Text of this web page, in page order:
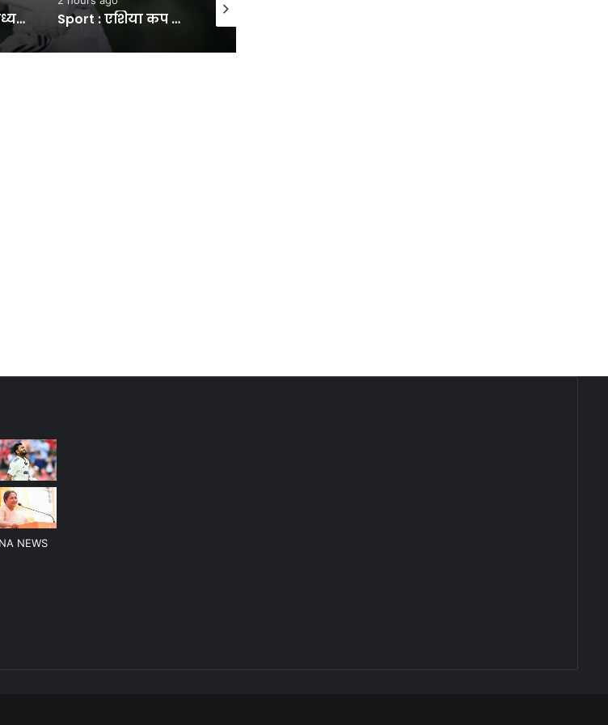
हरियाणा BJP अध्यक्ष का दावा-CJP प्रोटेस्ट में आतंकी भी शामिल:बोलीं- इस आंदोलन में महिला कॉन्स्टेबल की जान गई, दिल्ली पुलिस इसे बता चुकी झूठ- INA NEWS Sport : एशिया कप 2026 से पहले बढ़ी भारतीय महिला टीम की टेंशन, चोट की वजह से द हंड्रेड से बाहर हुईं स्टार बल्लेबाज #INA